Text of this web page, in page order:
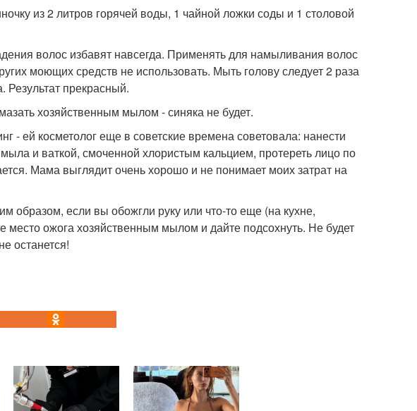
из 2 литров горячей воды, 1 чайной ложки соды и 1 столовой
волос избавят навсегда. Применять для намыливания волос
моющих средств не использовать. Мыть голову следует 2 раза
Результат прекрасный.
хозяйственным мылом - синяка не будет.
ей косметолог еще в советские времена советовала: нанести
и ваткой, смоченной хлористым кальцием, протереть лицо по
Мама выглядит очень хорошо и не понимает моих затрат на
образом, если вы обожгли руку или что-то еще (на кухне,
место ожога хозяйственным мылом и дайте подсохнуть. Не будет
останется!